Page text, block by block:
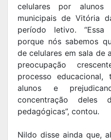
celulares por alunos
municipais de Vitória
período letivo.
porque nós sabemos
de celulares em sala de
preocupação
processo educacional,
alunos e
concentração deles
pedagógicas”, contou.
Nildo disse ainda que,